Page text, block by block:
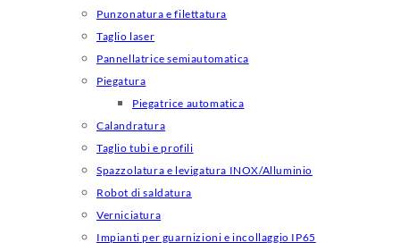
Punzonatura e filettatura
Taglio laser
Pannellatrice semiautomatica
Piegatura
Piegatrice automatica
Calandratura
Taglio tubi e profili
Spazzolatura e levigatura INOX/Alluminio
Robot di saldatura
Verniciatura
Impianti per guarnizioni e incollaggio IP65